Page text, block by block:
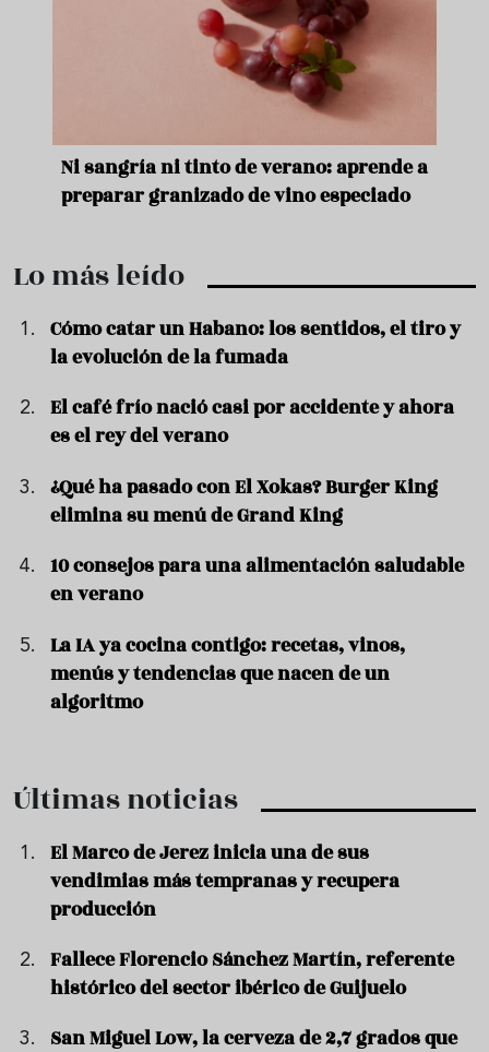
Ni sangría ni tinto de verano: aprende a
preparar granizado de vino especiado
Lo más leído
Cómo catar un Habano: los sentidos, el tiro y
la evolución de la fumada
El café frío nació casi por accidente y ahora
es el rey del verano
¿Qué ha pasado con El Xokas? Burger King
elimina su menú de Grand King
10 consejos para una alimentación saludable
en verano
La IA ya cocina contigo: recetas, vinos,
menús y tendencias que nacen de un
algoritmo
Últimas noticias
El Marco de Jerez inicia una de sus
vendimias más tempranas y recupera
producción
Fallece Florencio Sánchez Martín, referente
histórico del sector ibérico de Guijuelo
San Miguel Low, la cerveza de 2,7 grados que